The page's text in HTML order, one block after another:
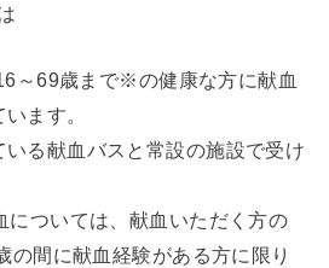
～69歳まで※の健康な方に献血
ます。
る献血バスと常設の施設で受け
ついては、献血いただく方の
の間に献血経験がある方に限り